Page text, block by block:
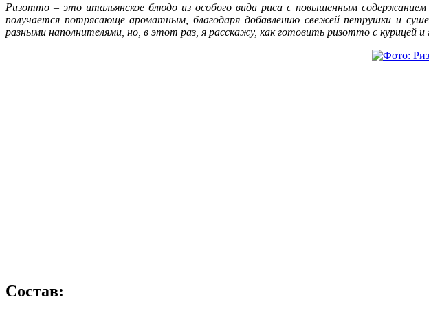
Ризотто – это итальянское блюдо из особого вида риса с повышенным
получается потрясающе ароматным, благодаря добавлению свежей петрушки и
разными наполнителями, но, в этот раз, я расскажу, как готовить ризотто с курицей и
Состав: